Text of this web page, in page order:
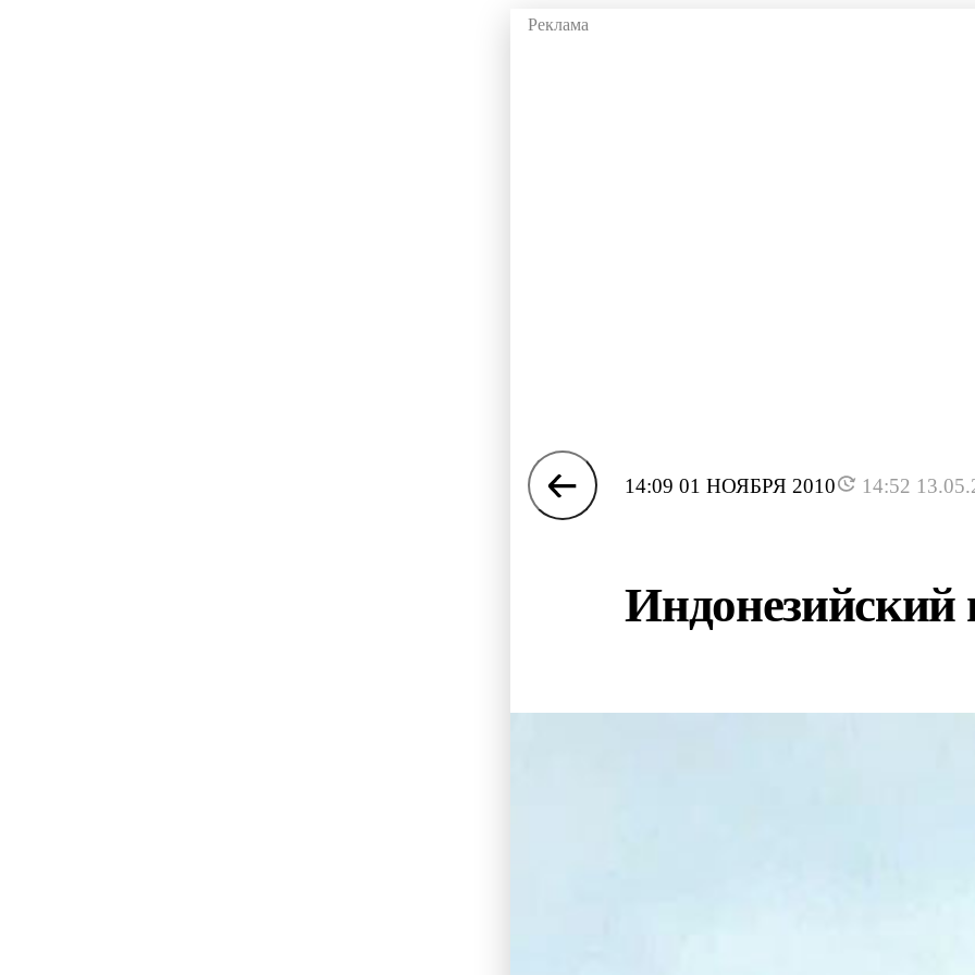
14:09 01 НОЯБРЯ 2010 14:52
Индонезийский